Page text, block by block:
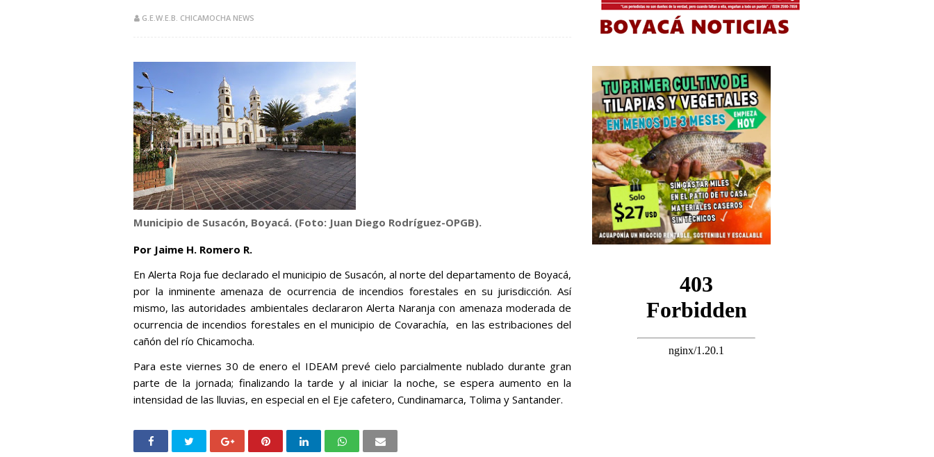
G.E.W.E.B. CHICAMOCHA NEWS
Municipio de Susacón, Boyacá. (Foto: Juan Diego Rodríguez-OPGB).
Por Jaime H. Romero R.
En Alerta Roja fue declarado el municipio de Susacón, al norte del departamento de Boyacá,
por la inminente amenaza de ocurrencia de incendios forestales en su jurisdicción. Así
mismo, las autoridades ambientales declararon Alerta Naranja con amenaza moderada de
ocurrencia de incendios forestales en el municipio de Covarachía, en las estribaciones del
cañón del río Chicamocha.
Para este viernes 30 de enero el IDEAM prevé cielo parcialmente nublado durante gran
parte de la jornada; finalizando la tarde y al iniciar la noche, se espera aumento en la
intensidad de las lluvias, en especial en el Eje cafetero, Cundinamarca, Tolima y Santander.